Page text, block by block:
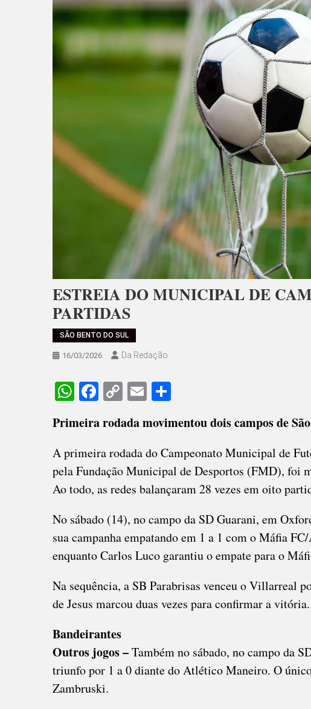
ESTREIA DO MUNICIPAL DE
PARTIDAS
SÃO BENTO DO SUL
16/03/2026 Da Redação
WhatsApp
Facebook
CopyEmail
Primeira rodada movimentou dois campos de
A primeira rodada do Campeonato Municipal de
pela Fundação Municipal de Desportos (FMD), foi
Ao todo, as redes balançaram 28 vezes em oito
No sábado (14), no campo da SD Guarani, em
sua campanha empatando em 1 a 1 com o Máfia
enquanto Carlos Luco garantiu o empate para o
Na sequência, a SB Parabrisas venceu o Villarreal
de Jesus marcou duas vezes para confirmar a vitória.
Bandeirantes
Outros jogos –Também no sábado, no campo da
triunfo por 1 a 0 diante do Atlético Maneiro. O
Zambruski.